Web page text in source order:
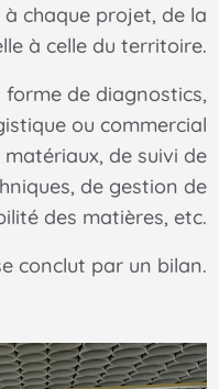
chaque projet, de la
à celle du territoire.
de diagnostics,
ou commercial
de suivi de
de gestion de
des matières, etc.
conclut par un bilan.